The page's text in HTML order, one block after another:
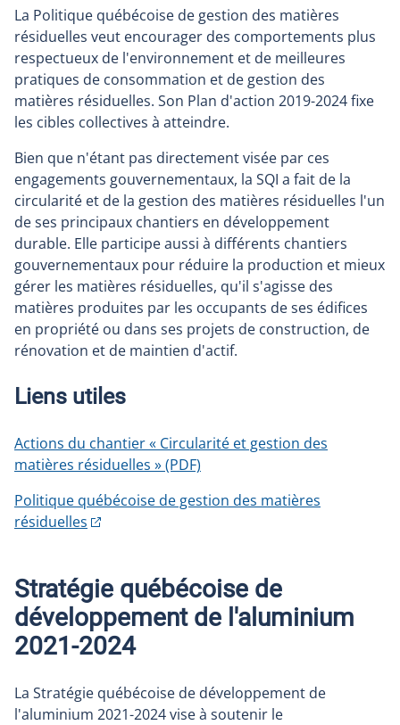
La Politique québécoise de gestion des matières
résiduelles veut encourager des comportements plus
respectueux de l'environnement et de meilleures
pratiques de consommation et de gestion des
matières résiduelles. Son Plan d'action 2019-2024 fixe
les cibles collectives à atteindre.
Bien que n'étant pas directement visée par ces
engagements gouvernementaux, la SQI a fait de la
circularité et de la gestion des matières résiduelles l'un
de ses principaux chantiers en développement
durable. Elle participe aussi à différents chantiers
gouvernementaux pour réduire la production et mieux
gérer les matières résiduelles, qu'il s'agisse des
matières produites par les occupants de ses édifices
en propriété ou dans ses projets de construction, de
rénovation et de maintien d'actif.
Liens utiles
Actions du chantier « Circularité et gestion des
matières résiduelles » (PDF)
Politique québécoise de gestion des matières
résiduelles
Stratégie québécoise de
développement de l'aluminium
2021-2024
La Stratégie québécoise de développement de
l'aluminium 2021-2024 vise à soutenir le